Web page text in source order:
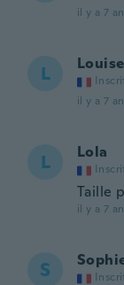
il y a 7
L Louise
il y a 7
L Lola
Taille
il y a 7
S